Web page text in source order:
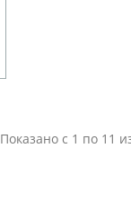
Показано с 1 по 11